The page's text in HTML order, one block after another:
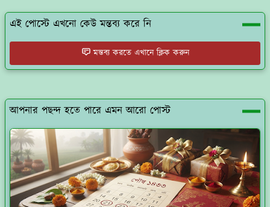
এই পোস্টে এখনো কেউ মন্তব্য করে নি
মন্তব্য করতে এখানে ক্লিক করুন
আপনার পছন্দ হতে পারে এমন আরো পোস্ট